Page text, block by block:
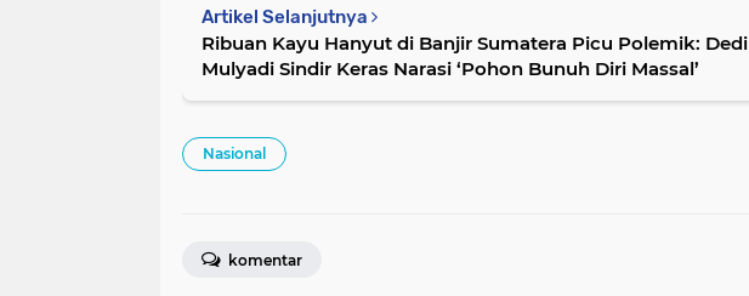
Artikel Selanjutnya
Ribuan Kayu Hanyut di Banjir Sumatera Picu Polemik: Dedi
Mulyadi Sindir Keras Narasi ‘Pohon Bunuh Diri Massal’
Nasional
komentar